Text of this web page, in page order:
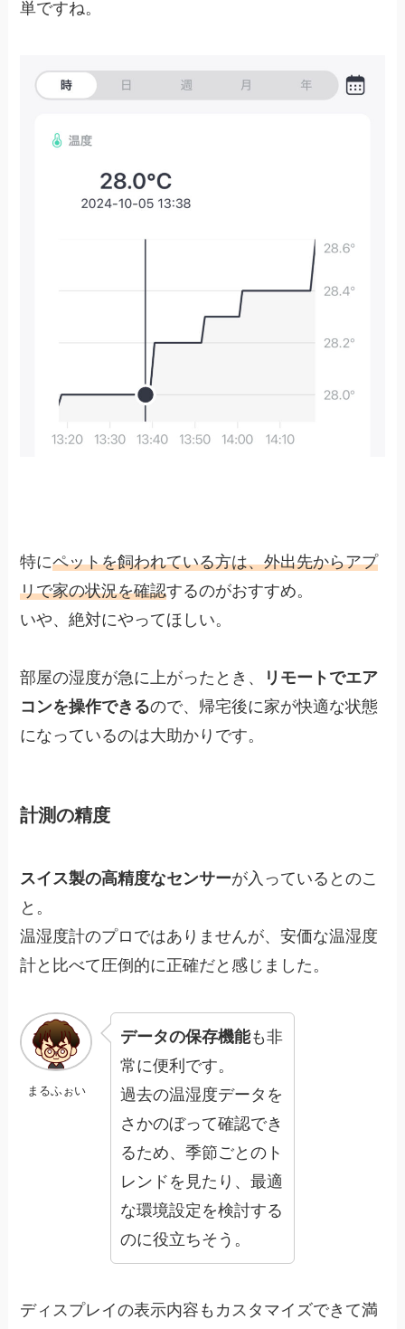
単ですね。
特にペットを飼われている方は、外出先からアプ
リで家の状況を確認するのがおすすめ。
いや、絶対にやってほしい。
部屋の湿度が急に上がったとき、
リモートでエア
コンを操作できるので、帰宅後に家が快適な状態
になっているのは大助かりです。
計測の精度
スイス製の高精度なセンサーが入っているとのこ
と。
温湿度計のプロではありませんが、安価な温湿度
計と比べて圧倒的に正確だと感じました。
まるふぉい
データの保存機能も非
常に便利です。
過去の温湿度データを
さかのぼって確認でき
るため、季節ごとのト
レンドを見たり、最適
な環境設定を検討する
のに役立ちそう。
ディスプレイの表示内容もカスタマイズできて満